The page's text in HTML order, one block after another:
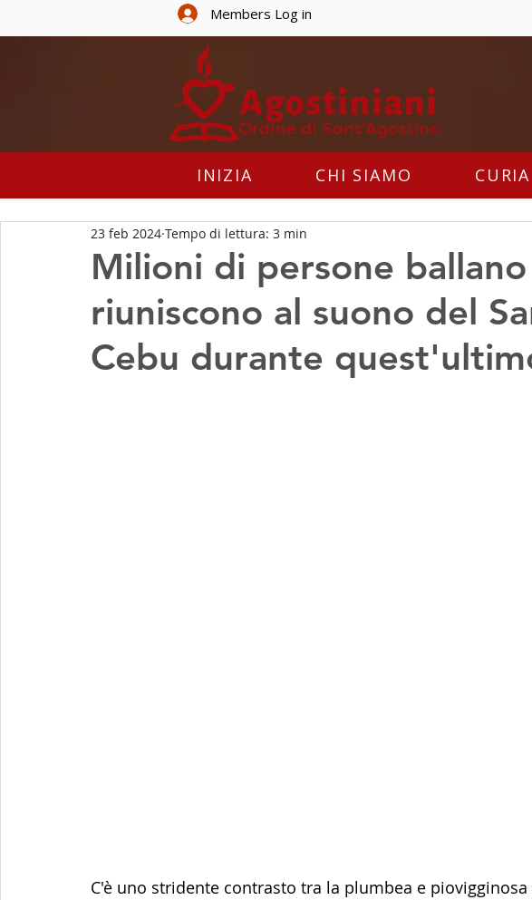
Members Log in
INIZIA CHI SIAMO
Milioni di persone
riuniscono al suono del
Cebu durante
23 feb 2024 Tempo di lettura: 3 min
C'è uno stridente contrasto tra la plumbea e